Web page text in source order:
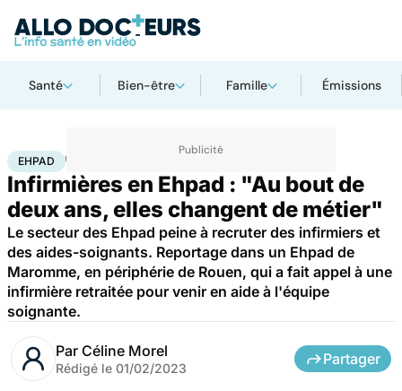
Santé Bien-être Famille Émissions
AccueilSanté
EHPAD
Infirmières en Ehpad : "Au bout de
deux ans, elles changent de métier"
Le secteur des Ehpad peine à recruter des infirmiers et
des aides-soignants. Reportage dans un Ehpad de
Maromme, en périphérie de Rouen, qui a fait appel à une
infirmière retraitée pour venir en aide à l'équipe
soignante.
Par Céline Morel
Rédigé le 01/02/2023
Partager